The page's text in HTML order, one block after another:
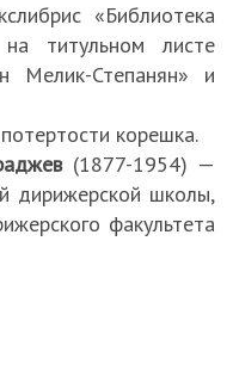
«Библиотека
титульном листе
Мелик-Степанян» и
корешка.
(1877-1954) —
дирижерской школы,
факультета